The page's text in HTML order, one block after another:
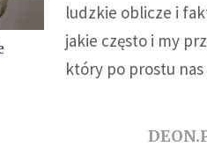
ludzkie oblicze i
jakie często i my
który po prostu nas